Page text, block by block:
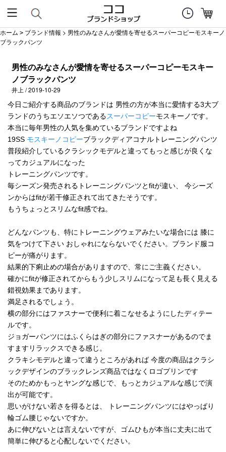
ホーム > ブランド情報 > 男性のみなさんが愛情を寄せるスーパーコピーモスキーノ
ブラックパンツ
男性のみなさんが愛情を寄せるスーパーコピーモスキー
ノブラックパンツ
井上 / 2019-10-29
今日ご紹介する商品のブランドは 男性の方が本当に愛情する3大ブ
ランドのうちエソエソつであるスーパーコピーモスキーノです。
本当に毎年男性の人気を集めているブランドですよね
19SS モスキーノコピーブラックディアコナルトレーニングパンツ
普段紹介しているクラシックモデルと違ってもっと感じが良くな
ってカジュアルになった
トレーニングパンツです。
毎シーズン発売されるトレーニングパンツとfitが違い、 今シーズ
ンからはfitが若干修正されて出てきたそうです。
もうちょっとスリムなfit感でね。
どんなパンツも、特にトレーニングウェアみたいな場合には 膝に
気をつけて下さい おしゃれにならないでください。ブランド服コ
ピーが痛がります。
結果的下痢止めの場合がありますので、常にご主義ください。
確かにfitが修正されてからもう少しスリムになって足も長く見える
錯視効果まであります。
満足されるでしょう。
横の部分にはファスナーで便利に着こなせるようにしたディテー
ルです。
ジョガーパンツにはふくらはぎの部分にファスナーがあるのでま
すますリラックスできる感じ。
クラキシモデルと違って違うところがあれば 今度の商品はクラシ
ックデザインのブラックレンズ商品ではなくロゴプリンです
そのためかもっとヤングな感じで、もっとカジュアルな感じで演
出が可能です。
思いがけない若さを得るとは、 トレーニングパンツにはやっぱり
輪ゴム腰じゃないですか。
あに伸びないとは言えないですが、ゴムひもが本当に丈夫に出て
簡単に伸びると心配しないでください。